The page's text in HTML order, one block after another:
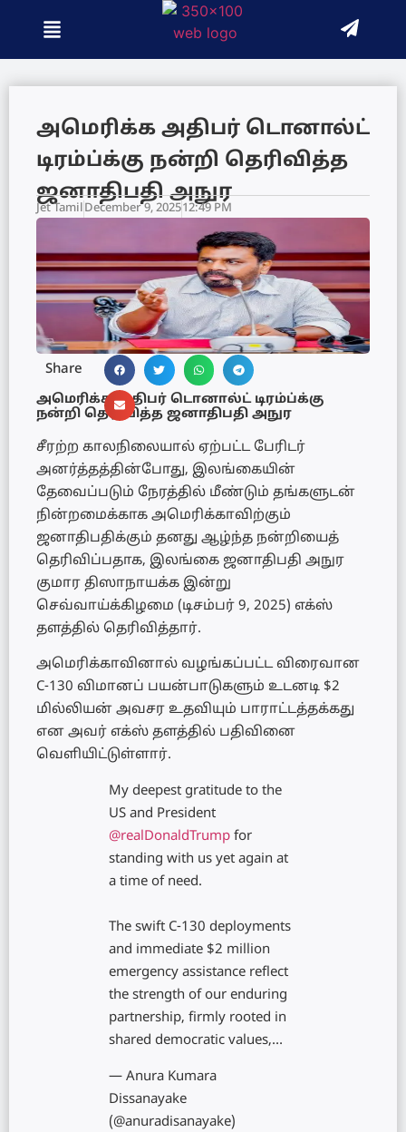
அமெரிக்க அதிபர் டொனால்ட்
டிரம்ப்க்கு நன்றி தெரிவித்த
ஜனாதிபதி அநுர
Jet TamilDecember 9, 202512:49 PM
Share
அமெரிக்க அதிபர் டொனால்ட் டிரம்ப்க்கு
நன்றி தெரிவித்த ஜனாதிபதி அநுர
சீரற்ற காலநிலையால் ஏற்பட்ட பேரிடர்
அனர்த்தத்தின்போது, இலங்கையின்
தேவைப்படும் நேரத்தில் மீண்டும் தங்களுடன்
நின்றமைக்காக அமெரிக்காவிற்கும்
ஜனாதிபதிக்கும் தனது ஆழ்ந்த நன்றியைத்
தெரிவிப்பதாக, இலங்கை ஜனாதிபதி அநுர
குமார திஸாநாயக்க இன்று
செவ்வாய்க்கிழமை (டிசம்பர் 9, 2025) எக்ஸ்
தளத்தில் தெரிவித்தார்.
அமெரிக்காவினால் வழங்கப்பட்ட விரைவான
C-130 விமானப் பயன்பாடுகளும் உடனடி $2
மில்லியன் அவசர உதவியும் பாராட்டத்தக்கது
என அவர் எக்ஸ் தளத்தில் பதிவினை
வெளியிட்டுள்ளார்.
My deepest gratitude to the
US and President
@realDonaldTrump for
standing with us yet again at
a time of need.
The swift C-130 deployments
and immediate $2 million
emergency assistance reflect
the strength of our enduring
partnership, firmly rooted in
shared democratic values,…
— Anura Kumara
Dissanayake
(@anuradisanayake)